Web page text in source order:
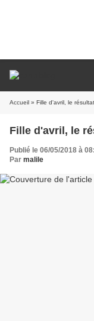
Accueil » Fille d'avril, le résultat
Fille d'avril, le
Publié le 06/05/2018 à
Par malile